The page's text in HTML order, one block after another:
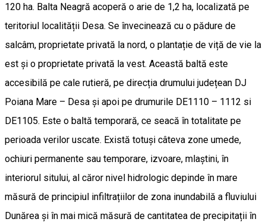
120 ha. Balta Neagră acoperă o arie de 1,2 ha, localizată pe
teritoriul localității Desa. Se învecinează cu o pădure de
salcâm, proprietate privată la nord, o plantație de viță de vie la
est și o proprietate privată la vest. Această baltă este
accesibilă pe cale rutieră, pe direcția drumului județean DJ
Poiana Mare – Desa și apoi pe drumurile DE1110 – 1112 si
DE1105. Este o baltă temporară, ce seacă în totalitate pe
perioada verilor uscate. Există totuși câteva zone umede,
ochiuri permanente sau temporare, izvoare, mlaștini, în
interiorul sitului, al căror nivel hidrologic depinde în mare
măsură de principiul infiltrațiilor de zona inundabilă a fluviului
Dunărea și în mai mică măsură de cantitatea de precipitații în